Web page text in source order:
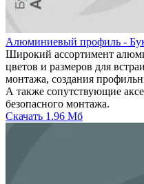
Алюминиевый профиль -
Широкий ассортимент
цветов и размеров для
монтажа, создания
А также сопутствующие
безопасного монтажа.
Скачать 1.96 Мб